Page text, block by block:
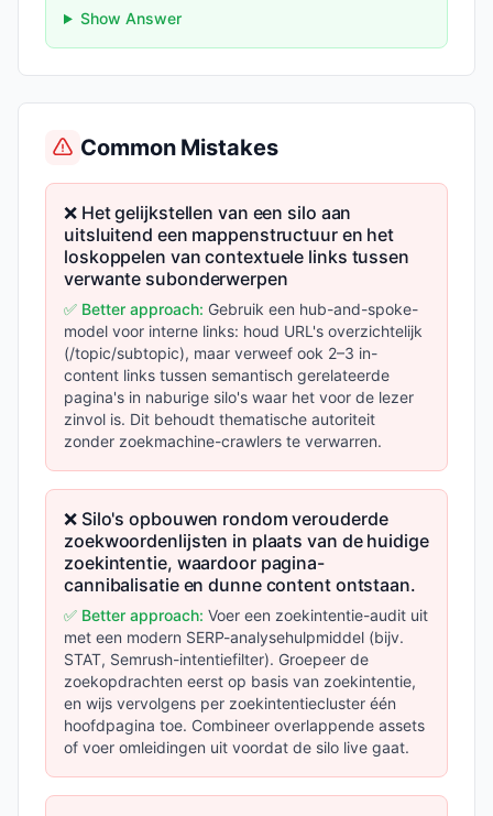
Show Answer
Common Mistakes
❌ Het gelijkstellen van een silo aan
uitsluitend een mappenstructuur en het
loskoppelen van contextuele links tussen
verwante subonderwerpen
✅ Better approach: Gebruik een hub-and-spoke-
model voor interne links: houd URL's overzichtelijk
(/topic/subtopic), maar verweef ook 2–3 in-
content links tussen semantisch gerelateerde
pagina's in naburige silo's waar het voor de lezer
zinvol is. Dit behoudt thematische autoriteit
zonder zoekmachine-crawlers te verwarren.
❌ Silo's opbouwen rondom verouderde
zoekwoordenlijsten in plaats van de huidige
zoekintentie, waardoor pagina-
cannibalisatie en dunne content ontstaan.
✅ Better approach: Voer een zoekintentie-audit uit
met een modern SERP-analysehulpmiddel (bijv.
STAT, Semrush-intentiefilter). Groepeer de
zoekopdrachten eerst op basis van zoekintentie,
en wijs vervolgens per zoekintentiecluster één
hoofdpagina toe. Combineer overlappende assets
of voer omleidingen uit voordat de silo live gaat.